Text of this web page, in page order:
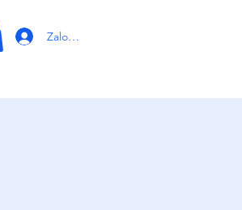
Zaloguj się